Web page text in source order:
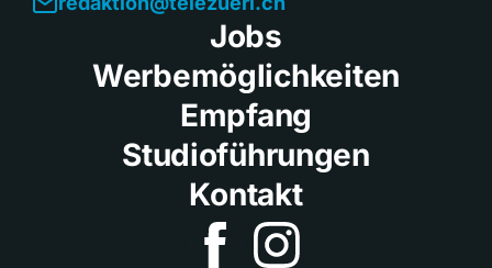
Jobs
Werbemöglichkeiten
Empfang
Studioführungen
Kontakt